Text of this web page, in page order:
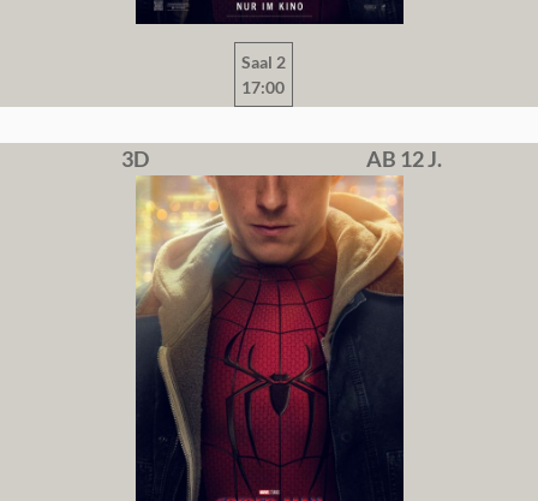
Saal 2
17:00
3D AB 12 J.